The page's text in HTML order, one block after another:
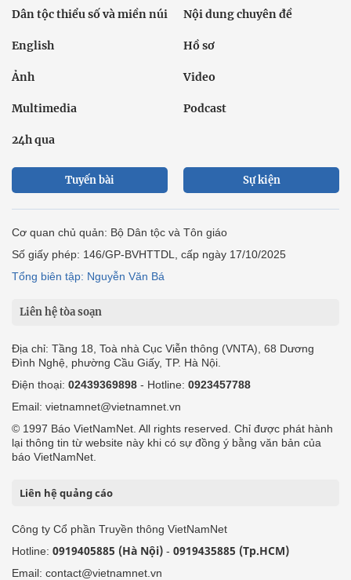
Dân tộc thiểu số và miền núi Nội dung chuyên đề
English Hồ sơ
Ảnh Video
Multimedia Podcast
24h qua
Tuyến bài Sự kiện
Cơ quan chủ quản: Bộ Dân tộc và Tôn giáo
Số giấy phép: 146/GP-BVHTTDL, cấp ngày 17/10/2025
Tổng biên tập: Nguyễn Văn Bá
Liên hệ tòa soạn
Địa chỉ: Tầng 18, Toà nhà Cục Viễn thông (VNTA), 68 Dương
Đình Nghệ, phường Cầu Giấy, TP. Hà Nội.
Điện thoại: 02439369898 - Hotline: 0923457788
Email: vietnamnet@vietnamnet.vn
© 1997 Báo VietNamNet. All rights reserved. Chỉ được phát hành
lại thông tin từ website này khi có sự đồng ý bằng văn bản của
báo VietNamNet.
Liên hệ quảng cáo
Công ty Cổ phần Truyền thông VietNamNet
Hotline: 0919405885 (Hà Nội) - 0919435885 (Tp.HCM)
Email: contact@vietnamnet.vn